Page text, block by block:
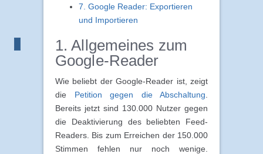
7. Google Reader: Exportieren
und Importieren
1. Allgemeines zum
Google-Reader
Wie beliebt der Google-Reader ist, zeigt
die Petition gegen die Abschaltung
Bereits jetzt sind 130.000 Nutzer gegen
die Deaktivierung des beliebten Feed-
Readers. Bis zum Erreichen der 150.000
Stimmen fehlen nur noch wenige.